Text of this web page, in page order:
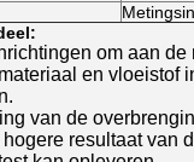
om aan de
en vloeistof
van de
resultaat van